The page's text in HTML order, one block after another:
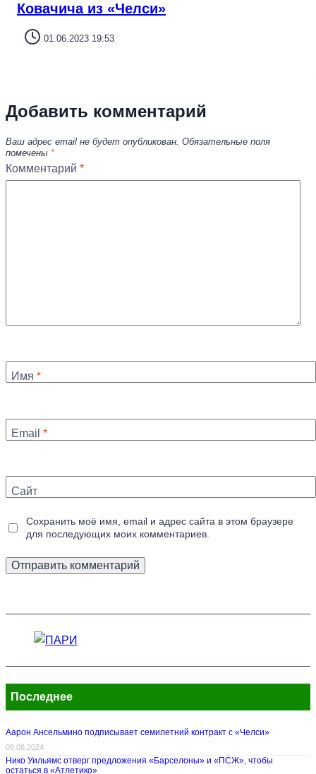
Ковачича из «Челси»
01.06.2023 19:53
Добавить комментарий
Ваш адрес email не будет опубликован. Обязательные поля
помечены *
Комментарий *
Имя *
Email *
Сайт
Сохранить моё имя, email и адрес сайта в этом браузере
для последующих моих комментариев.
Последнее
Аарон Ансельмино подписывает семилетний контракт с «Челси»
08.08.2024
Нико Уильямс отверг предложения «Барселоны» и «ПСЖ», чтобы
остаться в «Атлетико»